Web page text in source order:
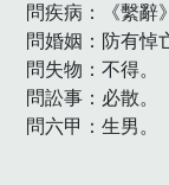
問疾病：《繫辭
問婚姻：防有悼
問失物：不得。
問訟事：必散。
問六甲：生男。